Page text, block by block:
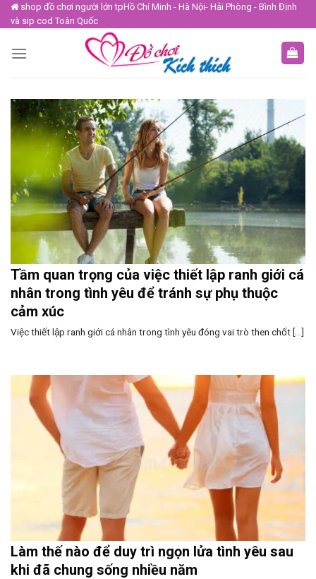
Skip
to
shop đồ chơi người lớn tpHồ Chí Minh - Hà Nội- Hải Phòng - Bình Định
và sip cod Toàn Quốc
Tầm quan trọng của việc thiết lập ranh giới cá
nhân trong tình yêu để tránh sự phụ thuộc
cảm xúc
Việc thiết lập ranh giới cá nhân trong tình yêu đóng vai trò then chốt [...]
Làm thế nào để duy trì ngọn lửa tình yêu sau
khi đã chung sống nhiều năm